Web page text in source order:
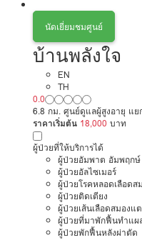
นัดเยี่ยมชมศูนย์
บ้านพลังใจ
EN
TH
0.0
6.8 กม. ศูนย์ดูแลผู้สูงอายุ แ
ราคาเริ่มต้น 18,000 บาท
ผู้ป่วยที่ให้บริการได้
ผู้ป่วยอัมพาต อัมพฤกษ์
ผู้ป่วยอัลไซเมอร์
ผู้ป่วยโรคหลอดเลือดส
ผู้ป่วยติดเตียง
ผู้ป่วยเส้นเลือดสมองแ
ผู้ป่วยที่มาพักฟื้นทำแผ
ผู้ป่วยพักฟื้นหลังผ่าตัด